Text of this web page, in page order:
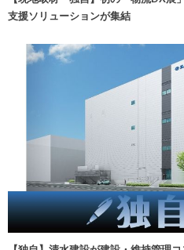
支援ソリューションが集結